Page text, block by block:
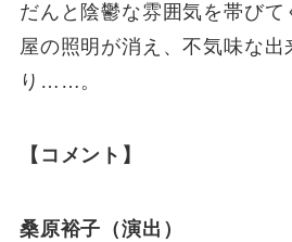
だんと陰鬱な雰囲気を帯びて
屋の照明が消え、不気味な出
り……。
【コメント】
桑原裕子（演出）